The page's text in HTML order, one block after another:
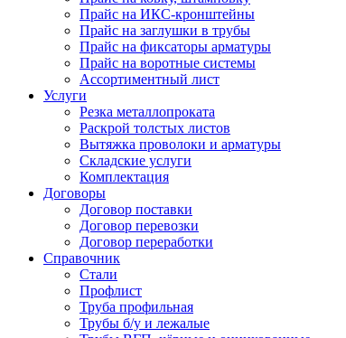
Прайс на ИКС-кронштейны
Прайс на заглушки в трубы
Прайс на фиксаторы арматуры
Прайс на воротные системы
Ассортиментный лист
Услуги
Резка металлопроката
Раскрой толстых листов
Вытяжка проволоки и арматуры
Складские услуги
Комплектация
Договоры
Договор поставки
Договор перевозки
Договор переработки
Справочник
Стали
Профлист
Труба профильная
Трубы б/у и лежалые